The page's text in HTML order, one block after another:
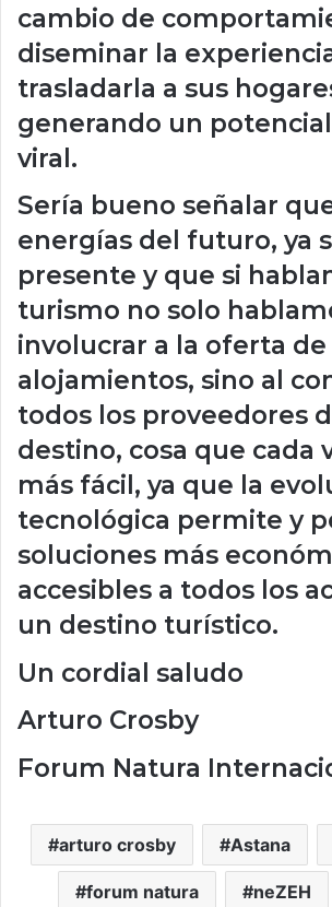
cambio de
diseminar la
trasladarla a sus
generando un
viral.
Sería bueno señalar
energías del futuro, ya
presente y que si
turismo no solo
involucrar a la oferta de
alojamientos, sino al
todos los proveedores
destino, cosa que cada
más fácil, ya que la
tecnológica permite y
soluciones más
accesibles a todos los
un destino turístico.
Un cordial saludo
Arturo Crosby
Forum Natura
arturo crosby Astana
forum natura neZEH